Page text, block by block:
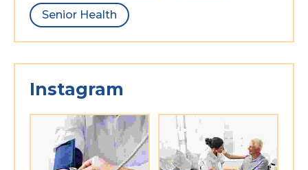
Senior Health
Instagram